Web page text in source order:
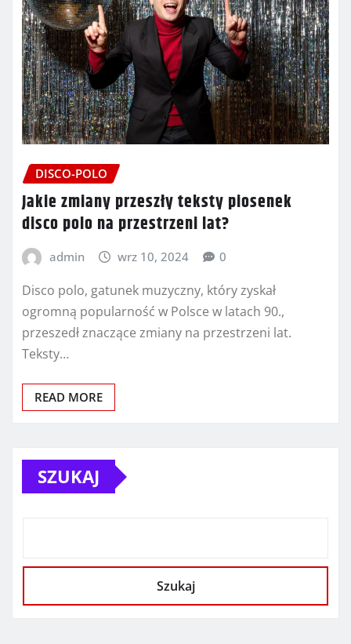
DISCO-POLO
Jakie zmiany przeszły teksty piosenek
disco polo na przestrzeni lat?
admin wrz 10, 2024 0
Disco polo, gatunek muzyczny, który zyskał
ogromną popularność w Polsce w latach 90.,
przeszedł znaczące zmiany na przestrzeni lat.
Teksty…
READ MORE
SZUKAJ
Szukaj